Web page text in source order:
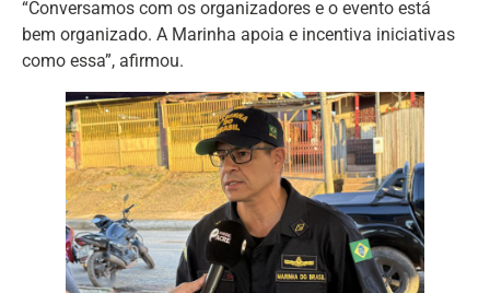
“Conversamos com os organizadores e o evento está
bem organizado. A Marinha apoia e incentiva iniciativas
como essa”, afirmou.